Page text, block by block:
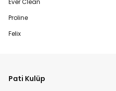
Proline
Felix
Pati Kulüp